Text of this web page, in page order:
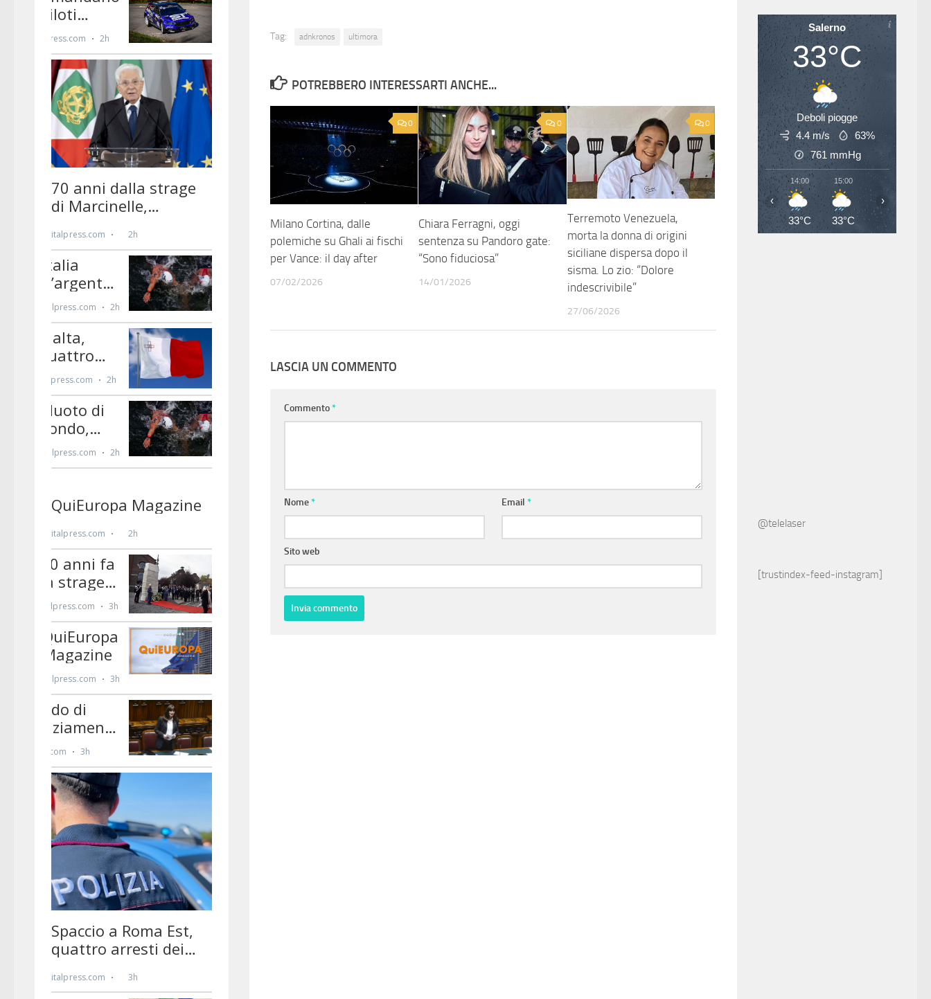
Tag: adnkronos ultimora
POTREBBERO INTERESSARTI ANCHE...
0
Milano Cortina, dalle
polemiche su Ghali ai fischi
per Vance: il day after
07/02/2026
0
Chiara Ferragni, oggi
sentenza su Pandoro gate:
“Sono fiduciosa”
14/01/2026
0
Terremoto Venezuela,
morta la donna di origini
siciliane dispersa dopo il
sisma. Lo zio: “Dolore
indescrivibile”
27/06/2026
LASCIA UN COMMENTO
Commento*
Nome* Email*
Sito web
Salerno
33°C
Deboli piogge
4.4 m/s
63%
761 mmHg
14:00
33°C
15:00
33°C
16:00
33°C
‹ ›
@telelaser
[trustindex-feed-instagram]